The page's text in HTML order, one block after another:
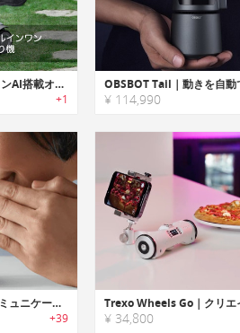
LawnMeister｜ビジョンAI搭載オールインワンロボット芝刈り機「ローンマイスター」
+1 ¥ 114,990
Vector｜感情豊かにコミュニケーション可能なホームロボット「ベクター」
+39 ¥ 34,800